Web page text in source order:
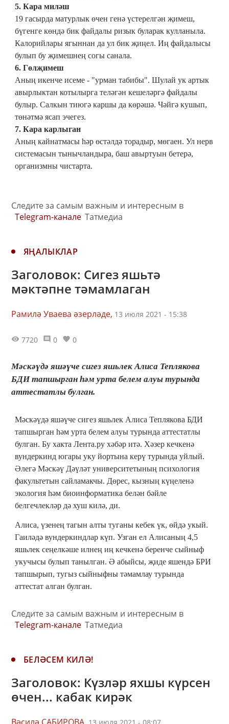
5. Кара миләш
19 гасырда матурлык өчен генә үстерелгән җимеш,
бүгенге көндә бик файдалы ризык буларак кулланыла.
Калорийлары ягыннан да ул бик җиңел. Иң файдалысы
булып бу җимешнең согы санала.
6. Гөлҗимеш
Аның икенче исеме - "урман табибы". Шулай ук артык
авырлыктан котылырга теләгән кешеләргә файдалы
булыр. Салкын тиюгә каршы да көрәшә. Чәйгә кушып,
төнәтмә ясап эчегез.
7. Кара карлыган
Аның кайнатмасы һәр өстәлдә торадыр, мөгаен. Ул нерв
системасын тынычландыра, баш авыртуын бетерә,
организмны чистарта.
Следите за самым важным и интересным в
Telegram-канале Татмедиа
ЯҢАЛЫКЛАР
Заголовок: Сигез яшьтә
мәктәпне тәмамлаган
Рамилә Уваева әзерләде, 13 июля 2021 - 15:38
7720 0 0
Мәскәүдә яшәүче сигез яшьлек Алиса Теплякова
БДИ тапшырган һәм урта белем алуы турында
аттестатлы булган.
Мәскәүдә яшәүче сигез яшьлек Алиса Теплякова БДИ
тапшырган һәм урта белем алуы турында аттестатлы
булган. Бу хакта Лента.ру хәбәр итә. Хәзер кечкенә
вундеркинд югары уку йортына керү турында уйлый.
Әлегә Мәскәү Дәүләт университетының психология
факультетын сайламакчы. Дөрес, кызның күңеленә
экология һәм биоинформатика белән бәйле
белгечлекләр дә хуш килә, ди.
Алиса, үзенең тагын алты туганы кебек үк, өйдә укый.
Гаиләдә вундеркиндлар күп. Узган ел Алисаның 4,5
яшьлек сеңелкәше илнең иң кечкенә беренче сыйныф
укучысы булып танылган. Ә абыйсы, җиде яшендә БРИ
тапшырып, тугыз сыйныфны тәмамлау турында
аттестат алган булган.
Следите за самым важным и интересным в
Telegram-канале Татмедиа
БЕЛӘСЕМ КИЛӘ!
Заголовок: Күзләр яхшы күрсен
өчен... кабак кирәк
13 июля 2021 - 08:07